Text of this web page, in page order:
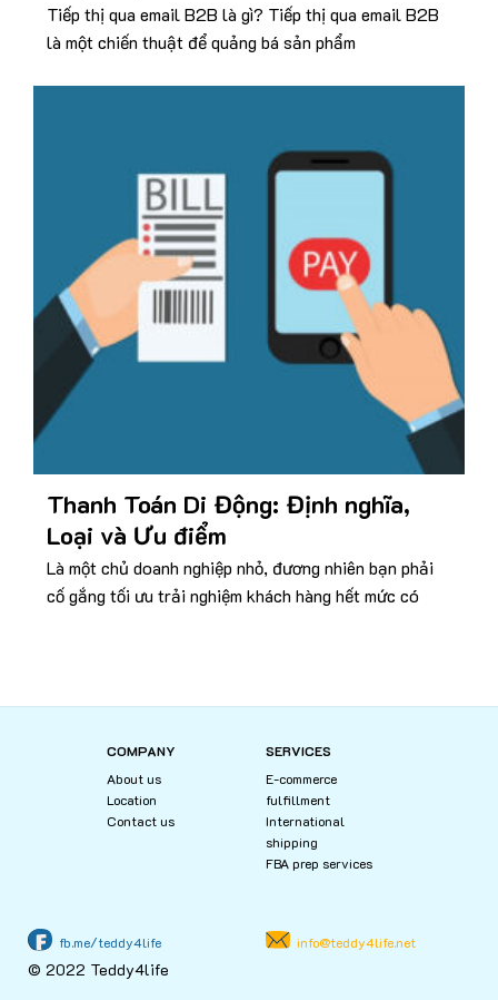
Tiếp thị qua email B2B là gì? Tiếp thị qua email B2B
là một chiến thuật để quảng bá sản phẩm
Thanh Toán Di Động: Định nghĩa,
Loại và Ưu điểm
Là một chủ doanh nghiệp nhỏ, đương nhiên bạn phải
cố gắng tối ưu trải nghiệm khách hàng hết mức có
COMPANY
About us
Location
Contact us
SERVICES
E-commerce
fulfillment
International
shipping
FBA prep services
fb.me/teddy4life info@teddy4life.net
© 2022 Teddy4life